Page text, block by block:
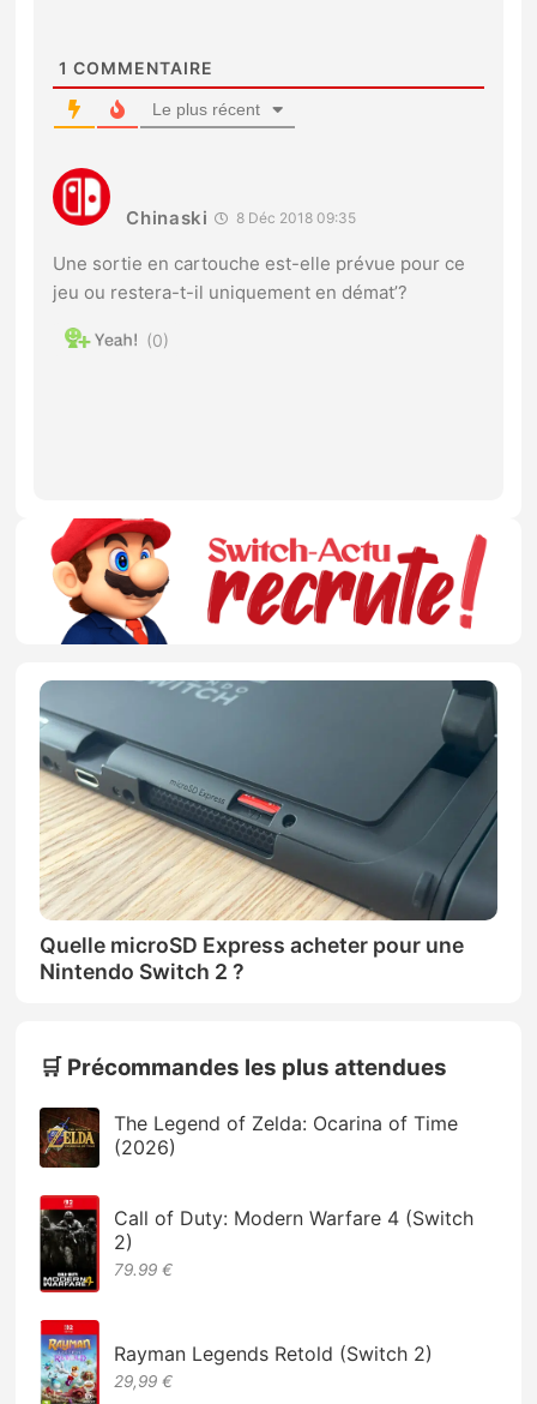
1 COMMENTAIRE
Le plus récent
Chinaski 8 Déc 2018 09:35
Une sortie en cartouche est-elle prévue pour ce
jeu ou restera-t-il uniquement en démat’?
0
Quelle microSD Express acheter pour une
Nintendo Switch 2 ?
🛒 Précommandes les plus attendues
The Legend of Zelda: Ocarina of Time
(2026)
Call of Duty: Modern Warfare 4 (Switch
2)
79.99 €
Rayman Legends Retold (Switch 2)
29,99 €